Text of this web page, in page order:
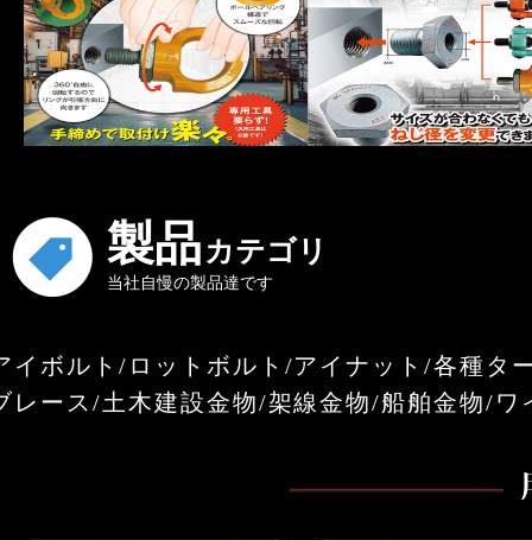
製品 カテゴリ
当社自慢の製品達です
イボルト/ロットボルト/アイナット/各種タ
レース/土木建設金物/架線金物/船舶金物/